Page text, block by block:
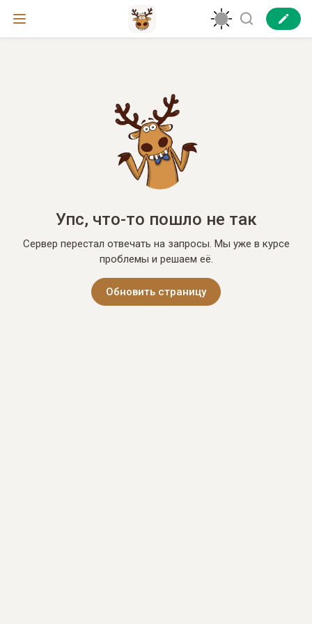
Упс, что-то пошло не так
Сервер перестал отвечать на запросы. Мы уже в курсе
проблемы и решаем её.
Обновить страницу